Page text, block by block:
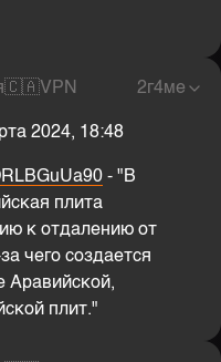
🇨🇦VPN 2г4ме
2024, 18:48
- "В
плита
к отдалению от
чего создается
Аравийской,
плит."